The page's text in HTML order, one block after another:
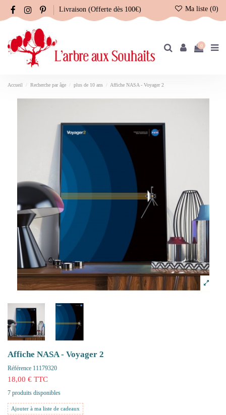
Livraison (Offerte dès 100€) Ma liste (0)
0
Accueil Recherche par âge plus de 10 ans Affiche NASA - Voyager 2
Affiche NASA - Voyager 2
Référence 11179320
18,00 € TTC
7 produits disponibles
Ajouter à ma liste de cadeaux